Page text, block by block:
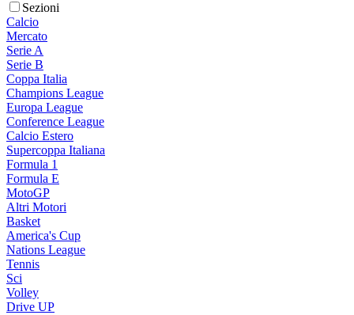
Sezioni
Calcio
Mercato
Serie A
Serie B
Coppa Italia
Champions League
Europa League
Conference League
Calcio Estero
Supercoppa Italiana
Formula 1
Formula E
MotoGP
Altri Motori
Basket
America's Cup
Nations League
Tennis
Sci
Volley
Drive UP